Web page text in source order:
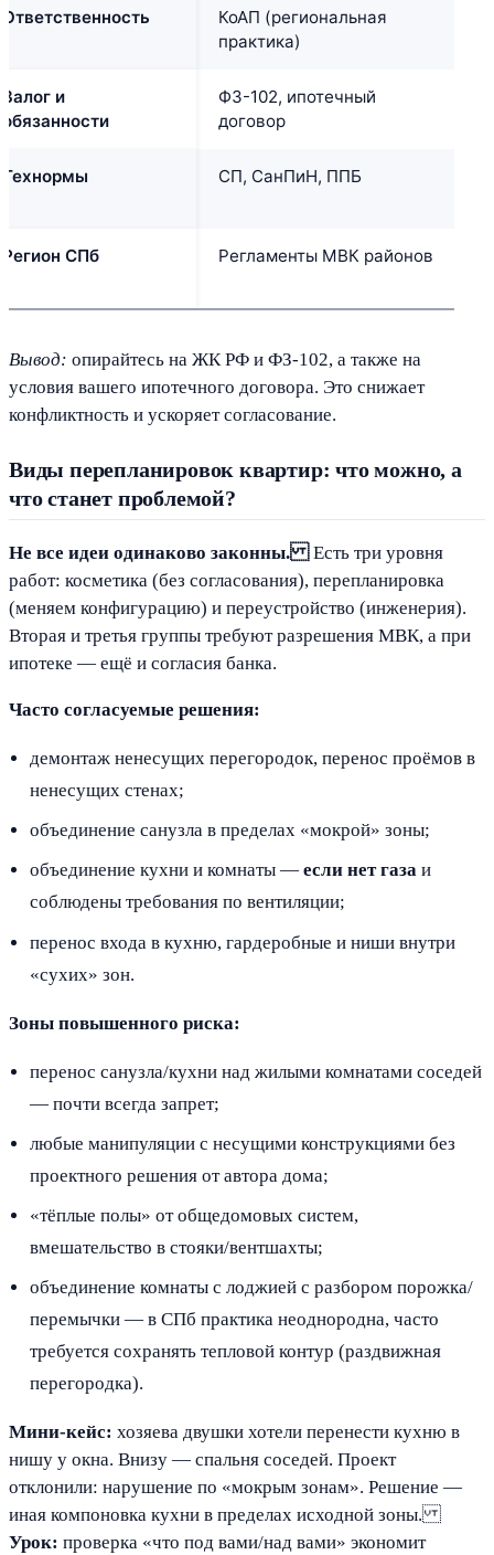
Ответственность
КоАП (региональная
практика)
Залог и
обязанности
ФЗ-102, ипотечный
договор
Технормы СП, СанПиН, ППБ
Регион СПб Регламенты МВК районов
Вывод: опирайтесь на ЖК РФ и ФЗ-102, а также на
условия вашего ипотечного договора. Это снижает
конфликтность и ускоряет согласование.
Виды перепланировок квартир: что можно, а
что станет проблемой?
Не все идеи одинаково законны.Есть три уровня
работ: косметика (без согласования), перепланировка
(меняем конфигурацию) и переустройство (инженерия).
Вторая и третья группы требуют разрешения МВК, а при
ипотеке — ещё и согласия банка.
Часто согласуемые решения:
демонтаж ненесущих перегородок, перенос проёмов в
ненесущих стенах;
объединение санузла в пределах «мокрой» зоны;
объединение кухни и комнаты —если нет газа и
соблюдены требования по вентиляции;
перенос входа в кухню, гардеробные и ниши внутри
«сухих» зон.
Зоны повышенного риска:
перенос санузла/кухни над жилыми комнатами соседей
— почти всегда запрет;
любые манипуляции с несущими конструкциями без
проектного решения от автора дома;
«тёплые полы» от общедомовых систем,
вмешательство в стояки/вентшахты;
объединение комнаты с лоджией с разбором порожка/
перемычки — в СПб практика неоднородна, часто
требуется сохранять тепловой контур (раздвижная
перегородка).
Мини-кейс: хозяева двушки хотели перенести кухню в
нишу у окна. Внизу — спальня соседей. Проект
отклонили: нарушение по «мокрым зонам». Решение —
иная компоновка кухни в пределах исходной зоны.
Урок: проверка «что под вами/над вами» экономит